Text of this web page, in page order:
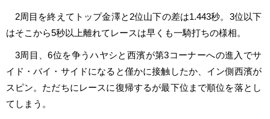
2周目を終えてトップ金澤と2位山下の差は1.443秒。3位以下
はそこから5秒以上離れてレースは早くも一騎打ちの様相。
3周目、6位を争うハヤシと西濱が第3コーナーへの進入でサ
イド・バイ・サイドになると僅かに接触したか、イン側西濱が
スピン。ただちにレースに復帰するが最下位まで順位を落とし
てしまう。